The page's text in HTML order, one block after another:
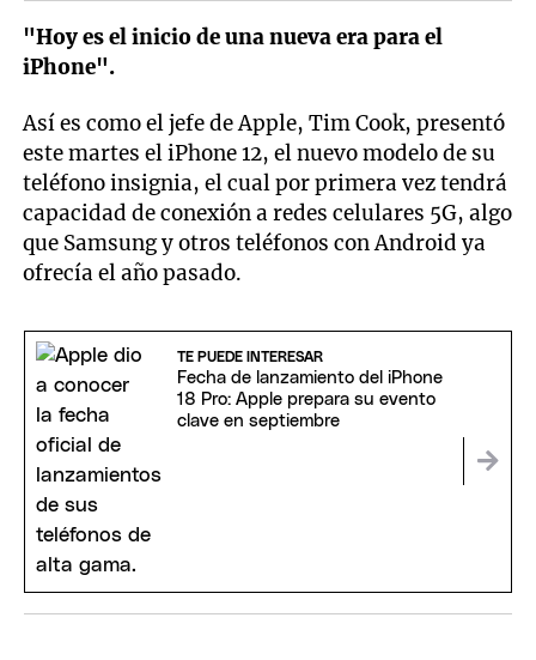
"Hoy es el inicio de una nueva era para el
iPhone".
Así es como el jefe de Apple, Tim Cook, presentó
este martes el iPhone 12, el nuevo modelo de su
teléfono insignia, el cual por primera vez tendrá
capacidad de conexión a redes celulares 5G, algo
que Samsung y otros teléfonos con Android ya
ofrecía el año pasado.
TE PUEDE INTERESAR
Fecha de lanzamiento del iPhone
18 Pro: Apple prepara su evento
clave en septiembre